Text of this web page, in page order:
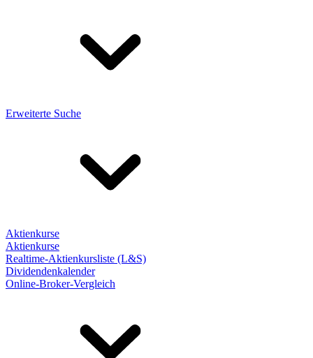
Erweiterte Suche
Aktienkurse
Aktienkurse
Realtime-Aktienkursliste (L&S)
Dividendenkalender
Online-Broker-Vergleich